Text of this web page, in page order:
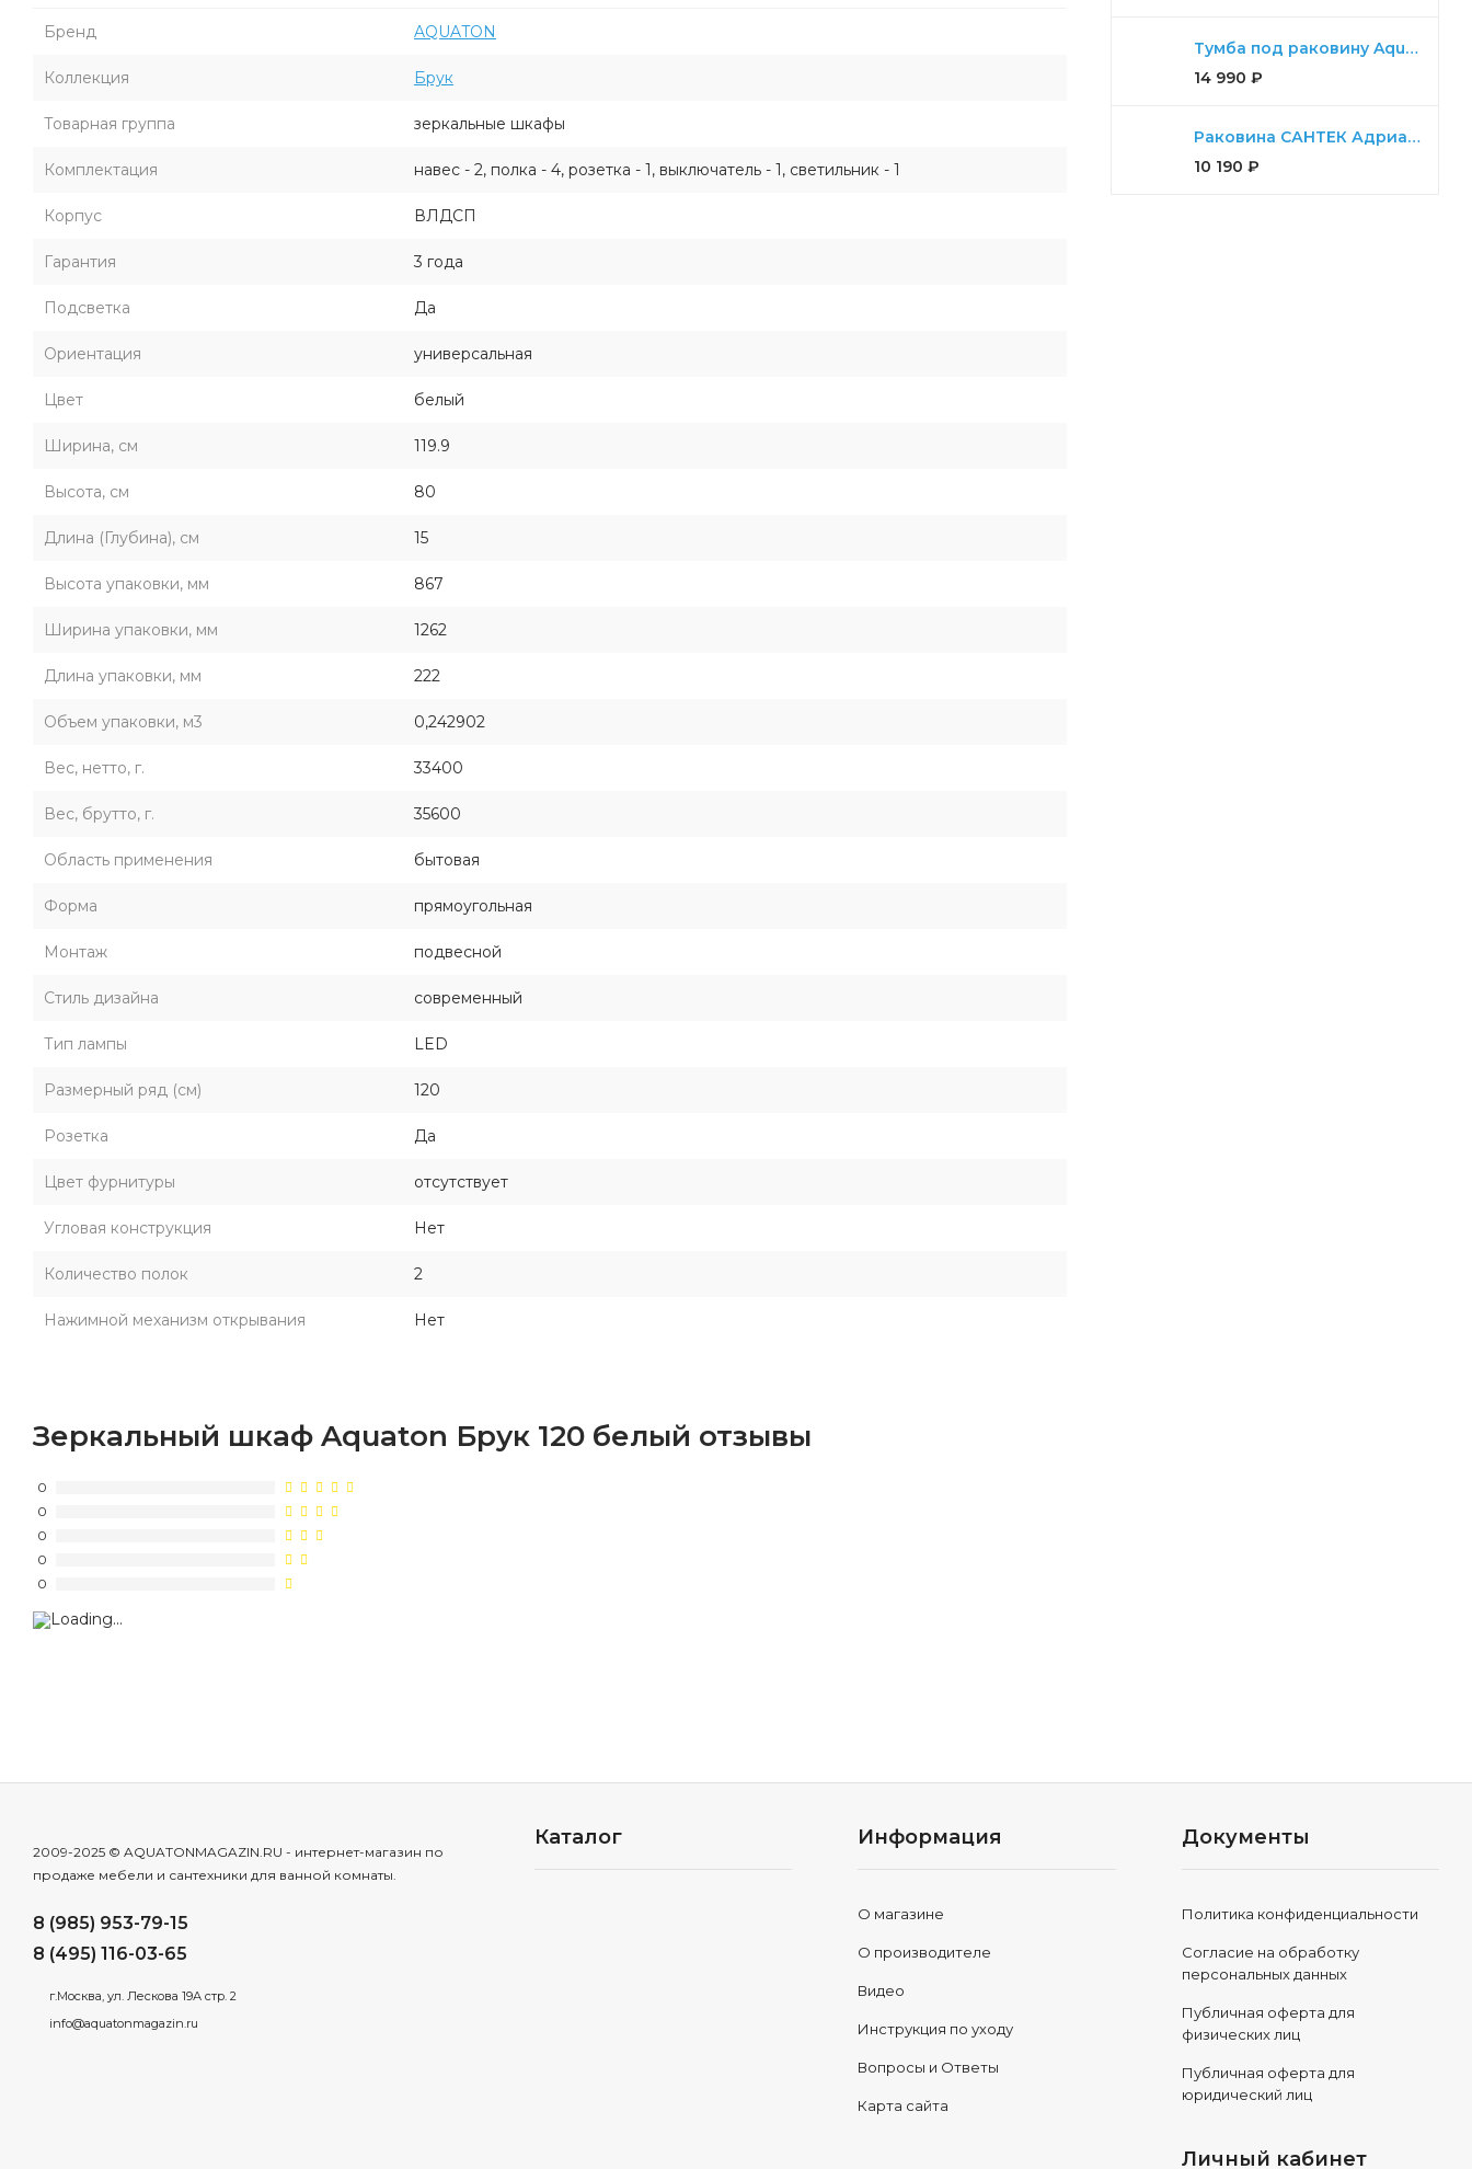
Тумба под раковину Aquaton Либерти 90 дуб эльвезия, белый глянец
14 990 ₽
Раковина САНТЕК Адриана 90
10 190 ₽
Бренд AQUATON
Коллекция Брук
Товарная группа зеркальные шкафы
Комплектация навес - 2, полка - 4, розетка - 1, выключатель - 1, светильник - 1
Корпус ВЛДСП
Гарантия 3 года
Подсветка Да
Ориентация универсальная
Цвет белый
Ширина, см 119.9
Высота, см 80
Длина (Глубина), см 15
Высота упаковки, мм 867
Ширина упаковки, мм 1262
Длина упаковки, мм 222
Объем упаковки, м3 0,242902
Вес, нетто, г. 33400
Вес, брутто, г. 35600
Область применения бытовая
Форма прямоугольная
Монтаж подвесной
Стиль дизайна современный
Тип лампы LED
Размерный ряд (см) 120
Розетка Да
Цвет фурнитуры отсутствует
Угловая конструкция Нет
Количество полок 2
Нажимной механизм открывания Нет
Зеркальный шкаф Aquaton Брук 120 белый отзывы
0
0
0
0
0
2009-2025 © AQUATONMAGAZIN.RU - интернет-магазин по
продаже мебели и сантехники для ванной комнаты.
8 (985) 953-79-15
8 (495) 116-03-65
г.Москва, ул. Лескова 19А стр. 2
info@aquatonmagazin.ru
Каталог Информация
О магазине
О производителе
Видео
Инструкция по уходу
Вопросы и Ответы
Карта сайта
Документы
Политика конфиденциальности
Согласие на обработку
персональных данных
Публичная оферта для
физических лиц
Публичная оферта для
юридический лиц
Личный кабинет